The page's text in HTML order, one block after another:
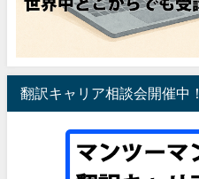
翻訳キャリア相談会開催中！